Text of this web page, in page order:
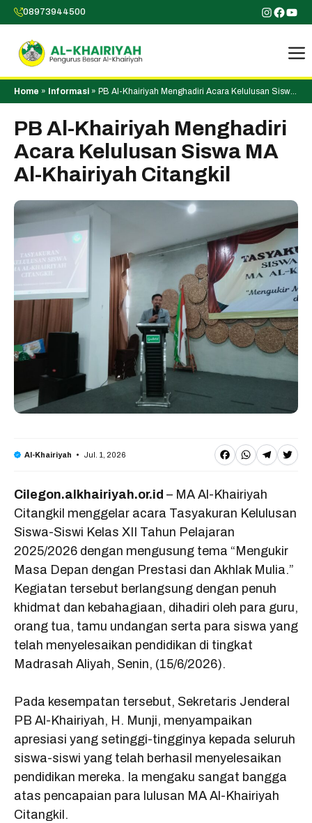
Skip
to
content
08973944500
Home » Informasi » PB Al-Khairiyah Menghadiri Acara Kelulusan Siswa
MA Al-Khairiyah Citangkil
PB Al-Khairiyah Menghadiri
Acara Kelulusan Siswa MA
Al-Khairiyah Citangkil
Al-Khairiyah Jul. 1, 2026
F
c
e
b
o
o
k
W
a
s
A
p
p
T
l
g
r
a
m
T
it
e
r
Cilegon.alkhairiyah.or.id – MA Al-Khairiyah
Citangkil menggelar acara Tasyakuran Kelulusan
Siswa-Siswi Kelas XII Tahun Pelajaran
2025/2026 dengan mengusung tema “Mengukir
Masa Depan dengan Prestasi dan Akhlak Mulia.”
Kegiatan tersebut berlangsung dengan penuh
khidmat dan kebahagiaan, dihadiri oleh para guru,
orang tua, tamu undangan serta para siswa yang
telah menyelesaikan pendidikan di tingkat
Madrasah Aliyah, Senin, (15/6/2026).
Pada kesempatan tersebut, Sekretaris Jenderal
PB Al-Khairiyah, H. Munji, menyampaikan
apresiasi yang setinggi-tingginya kepada seluruh
siswa-siswi yang telah berhasil menyelesaikan
pendidikan mereka. Ia mengaku sangat bangga
atas pencapaian para lulusan MA Al-Khairiyah
Citangkil.